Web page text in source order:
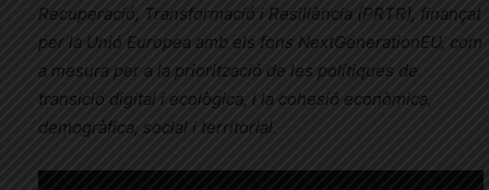
Recuperació, Transformació i Resiliència (PRTR), finançat
per la Unió Europea amb els fons NextGenerationEU, com
a mesura per a la priorització de les polítiques de
transició digital i ecològica, i la cohesió econòmica,
demogràfica, social i territorial.